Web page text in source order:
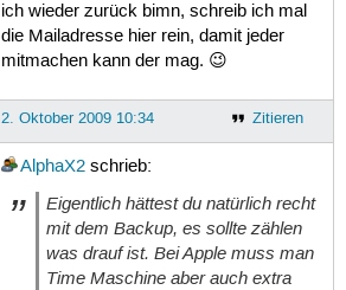
ich wieder zurück bimn, schreib ich mal
die Mailadresse hier rein, damit jeder
mitmachen kann der mag. 😉
Zitieren
2. Oktober 2009 10:34
AlphaX2schrieb:
Eigentlich hättest du natürlich recht
mit dem Backup, es sollte zählen
was drauf ist. Bei Apple muss man
Time Maschine aber auch extra